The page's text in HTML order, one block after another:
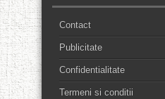
Contact
Publicitate
Confidentialitate
Termeni si conditii